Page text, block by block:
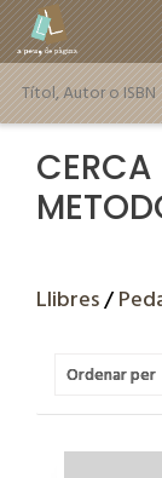
Llibres/